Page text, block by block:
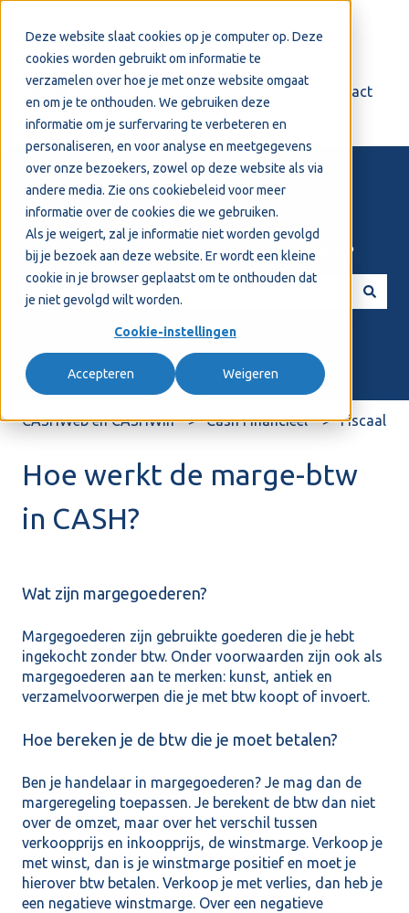
Deze website slaat cookies op je computer op. Deze
cookies worden gebruikt om informatie te
verzamelen over hoe je met onze website omgaat
en om je te onthouden. We gebruiken deze
informatie om je surfervaring te verbeteren en
personaliseren, en voor analyse en meetgegevens
over onze bezoekers, zowel op deze website als via
andere media. Zie ons cookiebeleid voor meer
informatie over de cookies die we gebruiken.
Als je weigert, zal je informatie niet worden gevolgd
bij je bezoek aan deze website. Er wordt een kleine
cookie in je browser geplaatst om te onthouden dat
je niet gevolgd wilt worden.
Cookie-instellingen
Accepteren Weigeren
Support Contact
Welkom! Hoe kunnen we je helpen?
CASHWeb en CASHWin Cash Financieel Fiscaal
Hoe werkt de marge-btw
in CASH?
Wat zijn margegoederen?
Margegoederen zijn gebruikte goederen die je hebt
ingekocht zonder btw. Onder voorwaarden zijn ook als
margegoederen aan te merken: kunst, antiek en
verzamelvoorwerpen die je met btw koopt of invoert.
Hoe bereken je de btw die je moet betalen?
Ben je handelaar in margegoederen? Je mag dan de
margeregeling toepassen. Je berekent de btw dan niet
over de omzet, maar over het verschil tussen
verkoopprijs en inkoopprijs, de winstmarge. Verkoop je
met winst, dan is je winstmarge positief en moet je
hierover btw betalen. Verkoop je met verlies, dan heb je
een negatieve winstmarge. Over een negatieve